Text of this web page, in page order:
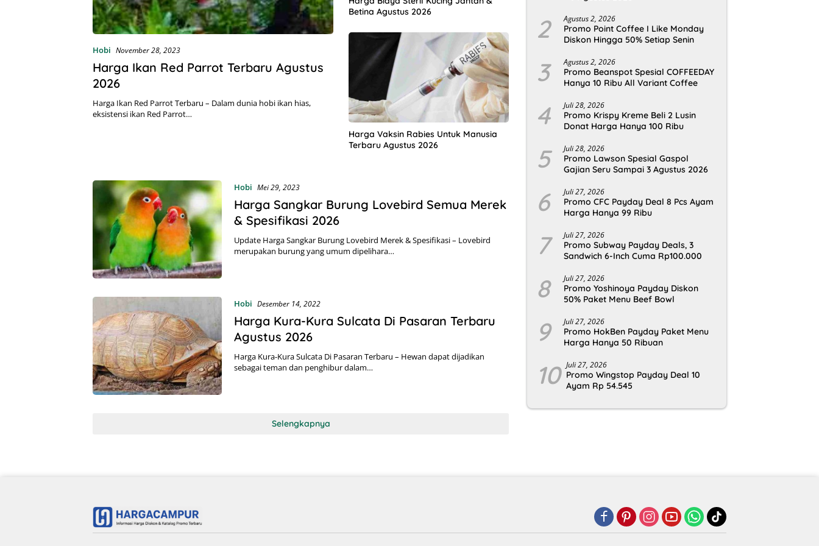
Hobi November 28, 2023
Harga Ikan Red Parrot Terbaru Agustus
2026
Harga Ikan Red Parrot Terbaru – Dalam dunia hobi ikan hias,
eksistensi ikan Red Parrot…
Betina Agustus 2026
Harga Vaksin Rabies Untuk Manusia
Terbaru Agustus 2026
Hobi Mei 29, 2023
Harga Sangkar Burung Lovebird Semua Merek
& Spesifikasi 2026
Update Harga Sangkar Burung Lovebird Merek & Spesifikasi – Lovebird
merupakan burung yang umum dipelihara…
Hobi Desember 14, 2022
Harga Kura-Kura Sulcata Di Pasaran Terbaru
Agustus 2026
Harga Kura-Kura Sulcata Di Pasaran Terbaru – Hewan dapat dijadikan
sebagai teman dan penghibur dalam…
Selengkapnya
2 Agustus 2, 2026
Promo Point Coffee I Like Monday
Diskon Hingga 50% Setiap Senin
3 Agustus 2, 2026
Promo Beanspot Spesial COFFEEDAY
Hanya 10 Ribu All Variant Coffee
4 Juli 28, 2026
Promo Krispy Kreme Beli 2 Lusin
Donat Harga Hanya 100 Ribu
5 Juli 28, 2026
Promo Lawson Spesial Gaspol
Gajian Seru Sampai 3 Agustus 2026
6 Juli 27, 2026
Promo CFC Payday Deal 8 Pcs Ayam
Harga Hanya 99 Ribu
7 Juli 27, 2026
Promo Subway Payday Deals, 3
Sandwich 6-Inch Cuma Rp100.000
8 Juli 27, 2026
Promo Yoshinoya Payday Diskon
50% Paket Menu Beef Bowl
9 Juli 27, 2026
Promo HokBen Payday Paket Menu
Harga Hanya 50 Ribuan
10 Juli 27, 2026
Promo Wingstop Payday Deal 10
Ayam Rp 54.545